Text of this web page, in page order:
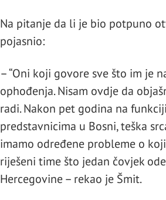
Na pitanje da li je bio potpuno
pojasnio:
– “Oni koji govore sve što im je
ophođenja. Nisam ovdje da
radi. Nakon pet godina na
predstavnicima u Bosni, teška
imamo određene probleme o
riješeni time što jedan čovjek
Hercegovine – rekao je Šmit.